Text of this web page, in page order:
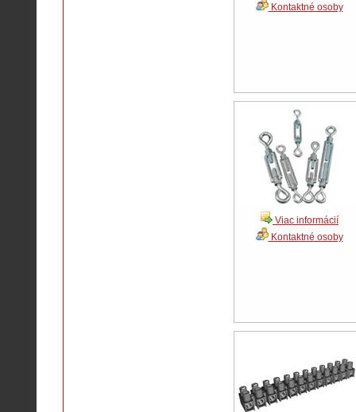
Kontaktné osoby
Viac informácií
Kontaktné osoby